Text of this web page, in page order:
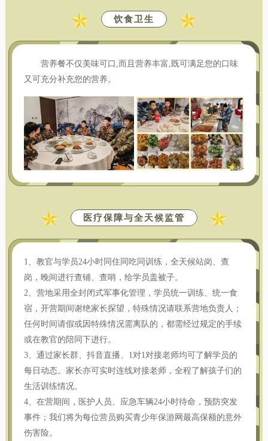
饮食卫生
营养餐不仅美味可口,而且营养丰富,既可满足您的口味
又可充分补充您的营养。
医疗保障与全天候监管
1、教官与学员24小时同住同吃同训练，全天候站岗、查
岗，晚间进行查铺、查哨，给学员盖被子。
2、营地采用全封闭式军事化管理，学员统一训练、统一食
宿，开营期间谢绝家长探望，特殊情况请联系营地负责人；
任何时间请假或因特殊情况需离队的，都需经过规定的手续
或在教官的陪同下进行。
3、通过家长群、抖音直播、1对1对接老师均可了解学员的
每日动态。家长亦可实时连线对接老师，全程了解孩子们的
生活训练情况。
4、在营期间，医护人员、应急车辆24小时待命，预防突发
事件；我们将为每位营员购买青少年保游网最高保额的意外
伤害险。